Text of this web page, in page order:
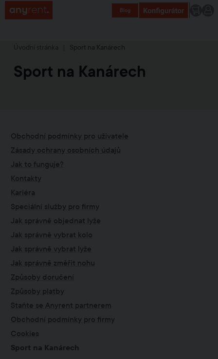
Blog
Úvodní stránka | Sport na Kanárech
Sport na Kanárech
Obchodní podmínky pro uživatele
Zásady ochrany osobních údajů
Jak to funguje?
Kontakty
Kariéra
Speciální služby pro firmy
Jak správně objednat lyže
Jak správně vybrat kolo
Jak správně vybrat lyže
Jak správně změřit nohu
Způsoby doručení
Způsoby platby
Staňte se Anyrent partnerem
Obchodní podmínky pro firmy
Cookies
Sport na Kanárech